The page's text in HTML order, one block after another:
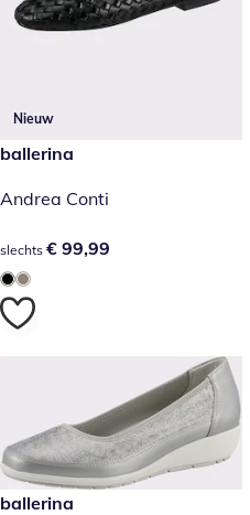
Nieuw
€ 99,99
ballerina
Andrea Conti
€ 99,99
slechts € 99,99
€ 79,99
ballerina